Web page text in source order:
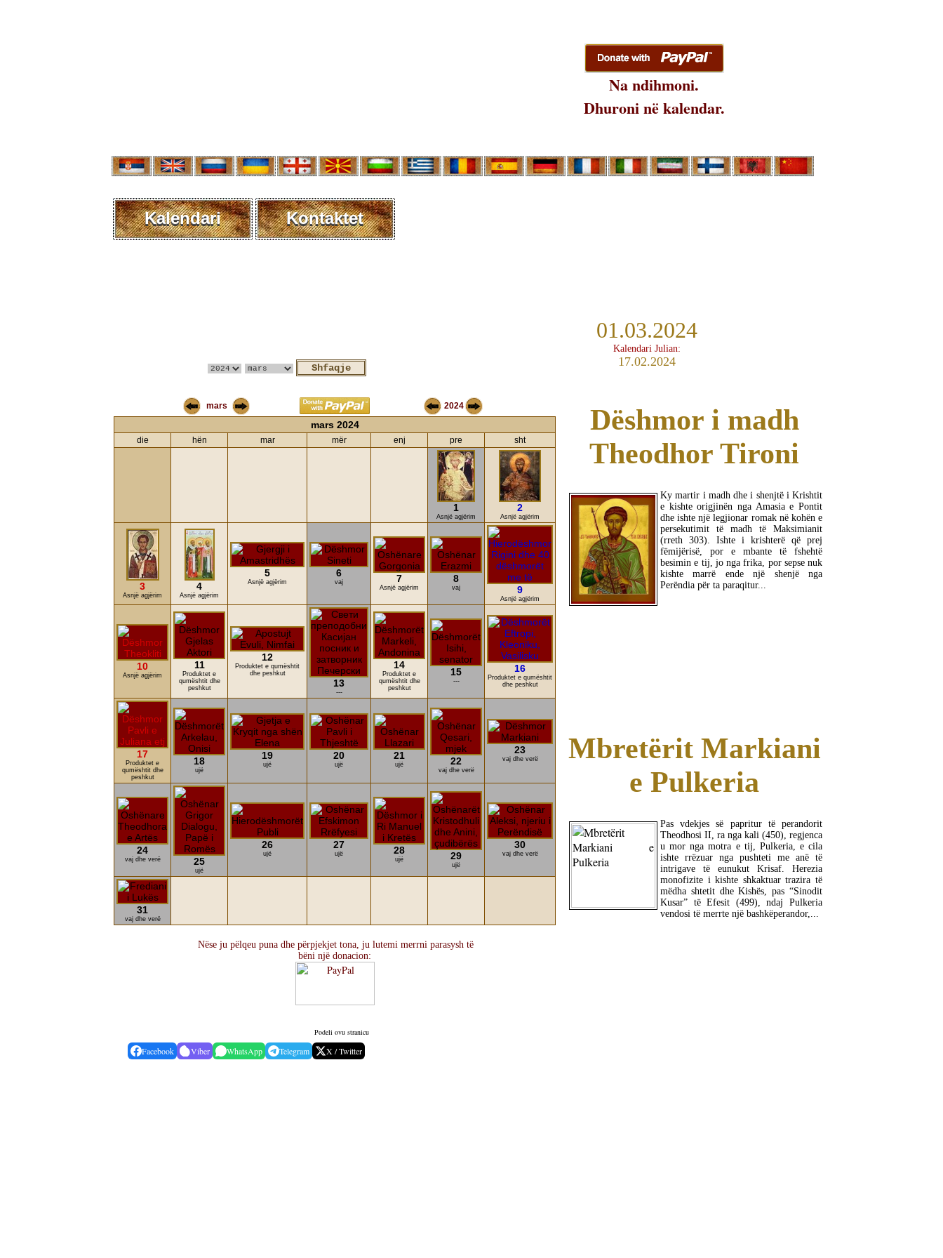
Na ndihmoni.
Dhuroni në kalendar.
Kalendari Kontaktet
01.03.2024
Kalendari Julian:
17.02.2024
mars 2024
Dëshmor i madh
Theodhor Tironi
Ky martir i madh dhe i shenjtë i Krishtit
e kishte origjinën nga Amasia e Pontit
dhe ishte një legjionar romak në kohën e
persekutimit të madh të Maksimianit
(rreth 303). Ishte i krishterë që prej
fëmijërisë, por e mbante të fshehtë
besimin e tij, jo nga frika, por sepse nuk
kishte marrë ende një shenjë nga
Perëndia për ta paraqitur...
Mbretërit Markiani
e Pulkeria
Pas vdekjes së papritur të perandorit
Theodhosi II, ra nga kali (450), regjenca
u mor nga motra e tij, Pulkeria, e cila
ishte rrëzuar nga pushteti me anë të
intrigave të eunukut Krisaf. Herezia
monofizite i kishte shkaktuar trazira të
mëdha shtetit dhe Kishës, pas “Sinodit
Kusar” të Efesit (499), ndaj Pulkeria
vendosi të merrte një bashkëperandor,...
mars 2024
die hën mar mër enj pre sht
1
Asnjë agjërim
2
Asnjë agjërim
3
Asnjë agjërim
4
Asnjë agjërim
5
Asnjë agjërim
6
vaj 7
Asnjë agjërim
8
vaj 9
Asnjë agjërim
10
Asnjë agjërim
11
Produktet e
qumështit dhe
peshkut
12
Produktet e qumështit
dhe peshkut
13
---
14
Produktet e
qumështit dhe
peshkut
15
---
16
Produktet e qumështit
dhe peshkut
17
Produktet e
qumështit dhe
peshkut
18
ujë
19
ujë
20
ujë
21
ujë 22
vaj dhe verë
23
vaj dhe verë
24
vaj dhe verë 25
ujë
26
ujë
27
ujë 28
ujë 29
ujë
30
vaj dhe verë
31
vaj dhe verë
Nëse ju pëlqeu puna dhe përpjekjet tona, ju lutemi merrni parasysh të
bëni një donacion:
Podeli ovu stranicu
Facebook Viber WhatsApp Telegram X / Twitter